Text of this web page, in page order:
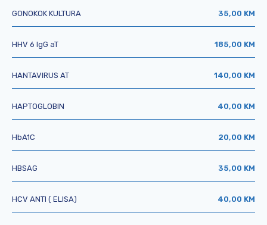
GONOKOK KULTURA 35,00 KM
HHV 6 IgG aT 185,00 KM
HANTAVIRUS AT 140,00 KM
HAPTOGLOBIN 40,00 KM
HbA1C 20,00 KM
HBSAG 35,00 KM
HCV ANTI ( ELISA) 40,00 KM